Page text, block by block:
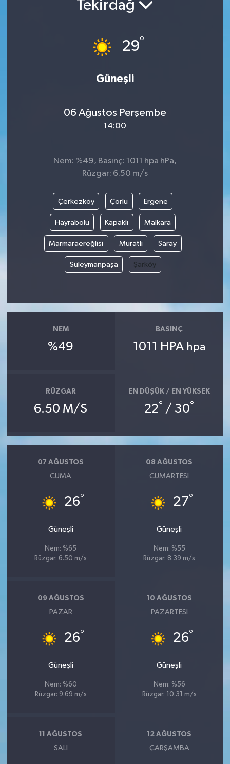
Tekirdağ
29°
Güneşli
06 Ağustos Perşembe
14:00
Nem: %49, Basınç: 1011 hpa hPa,
Rüzgar: 6.50 m/s
Çerkezköy Çorlu Ergene
Hayrabolu Kapaklı Malkara
Marmaraereğlisi Muratlı Saray
Süleymanpaşa Şarköy
NEM
%49
BASINÇ
1011 HPA hpa
RÜZGAR
6.50 M/S
EN DÜŞÜK / EN YÜKSEK
22° / 30°
07 AĞUSTOS
CUMA
26°
Güneşli
Nem: %65
Rüzgar: 6.50 m/s
08 AĞUSTOS
CUMARTESI
27°
Güneşli
Nem: %55
Rüzgar: 8.39 m/s
09 AĞUSTOS
PAZAR
26°
Güneşli
Nem: %60
Rüzgar: 9.69 m/s
10 AĞUSTOS
PAZARTESI
26°
Güneşli
Nem: %56
Rüzgar: 10.31 m/s
11 AĞUSTOS
SALI
12 AĞUSTOS
ÇARŞAMBA
BİLİM VE TEKNOLOJİ
HABERDE İNSAN
KÜLTÜR SANAT
MAGAZİN
SAĞLIK
ŞİRKET HABERLERİ
TEKNOLOJİ
YAŞAM
YEREL
İZMİR
MANİSA
UŞAK